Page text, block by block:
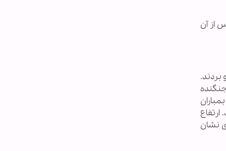
از آن
بردند.
یک جنگنده اسرائیلی که در پایگاه انجرلیک ترکیه فرود آمد، برای ترکیه ارسال کردند. این سیستم روی 2 جنگنده
ارتفاع
نشان